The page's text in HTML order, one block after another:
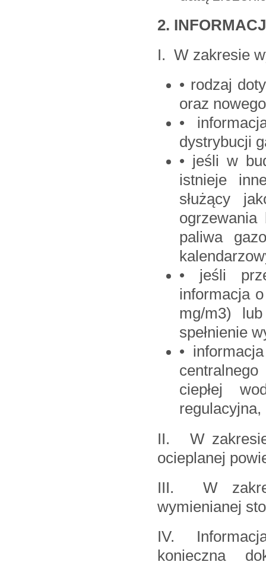
2.
I. W zakresie
• rodzaj
oraz
•
dystrybucji
• jeśli w
istnieje
służący
paliwa
• jeśli
informacja
mg/m3)
spełnienie
•
ciepłej
regulacyjna,
II. W zakresie
ocieplanej
III. W
wymienianej
IV.
konieczna